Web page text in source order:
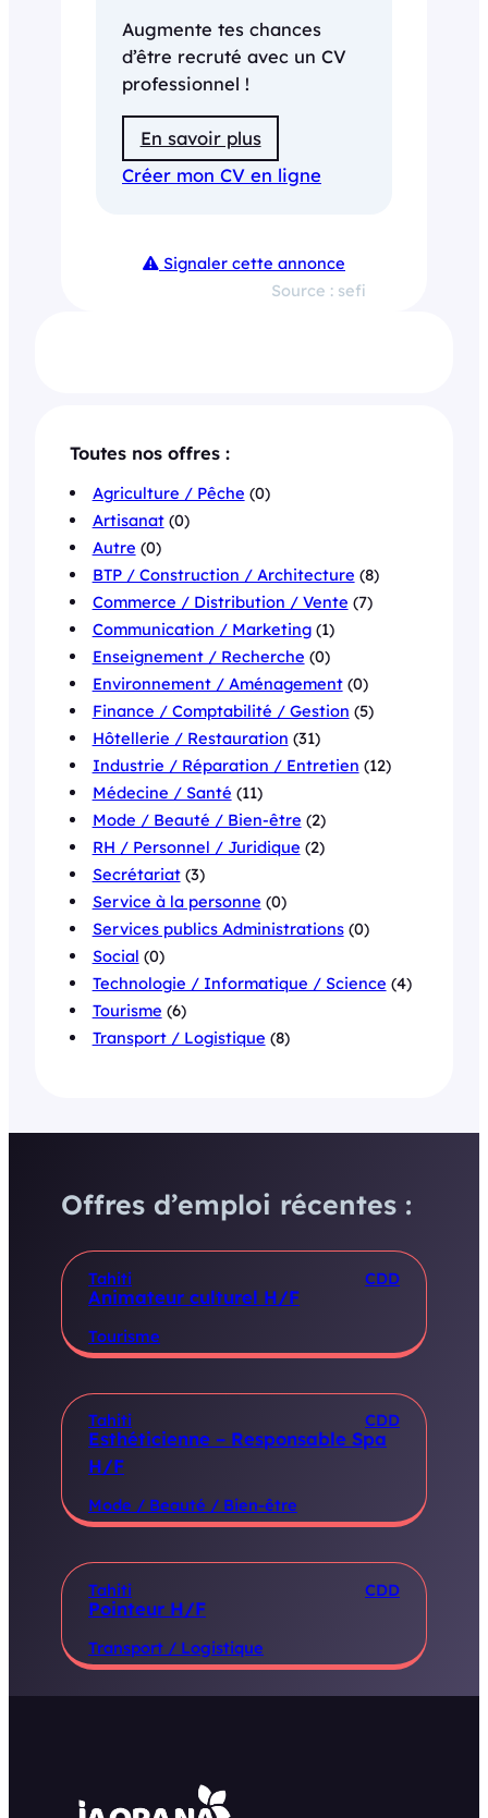
Augmente tes chances
d’être recruté avec un CV
professionnel !
En savoir plus
Créer mon CV en ligne
Signaler cette annonce
Source : sefi
Toutes nos offres :
Agriculture / Pêche (0)
Artisanat(0)
Autre (0)
BTP / Construction / Architecture (8)
Commerce / Distribution / Vente (7)
Communication / Marketing(1)
Enseignement / Recherche (0)
Environnement / Aménagement(0)
Finance / Comptabilité / Gestion (5)
Hôtellerie / Restauration (31)
Industrie / Réparation / Entretien (12)
Médecine / Santé (11)
Mode / Beauté / Bien-être (2)
RH / Personnel / Juridique (2)
Secrétariat(3)
Service à la personne (0)
Services publics Administrations(0)
Social (0)
Technologie / Informatique / Science (4)
Tourisme (6)
Transport / Logistique (8)
Offres d’emploi récentes :
Tahiti CDD
Animateur culturel H/F
Tourisme
Tahiti CDD
Esthéticienne – Responsable Spa
H/F
Mode / Beauté / Bien-être
Tahiti CDD
Pointeur H/F
Transport / Logistique